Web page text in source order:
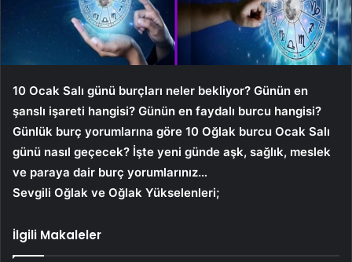
10 Ocak Salı günü burçları neler bekliyor? Günün en
şanslı işareti hangisi? Günün en faydalı burcu hangisi?
Günlük burç yorumlarına göre 10 Oğlak burcu Ocak Salı
günü nasıl geçecek? İşte yeni günde aşk, sağlık, meslek
ve paraya dair burç yorumlarınız…
Sevgili Oğlak ve Oğlak Yükselenleri;
İlgili Makaleler